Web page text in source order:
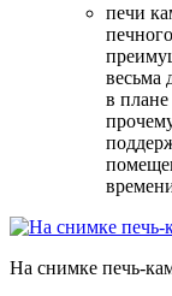
печи
весьма
в плане
На снимке печь-